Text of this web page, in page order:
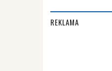
REKLAMA